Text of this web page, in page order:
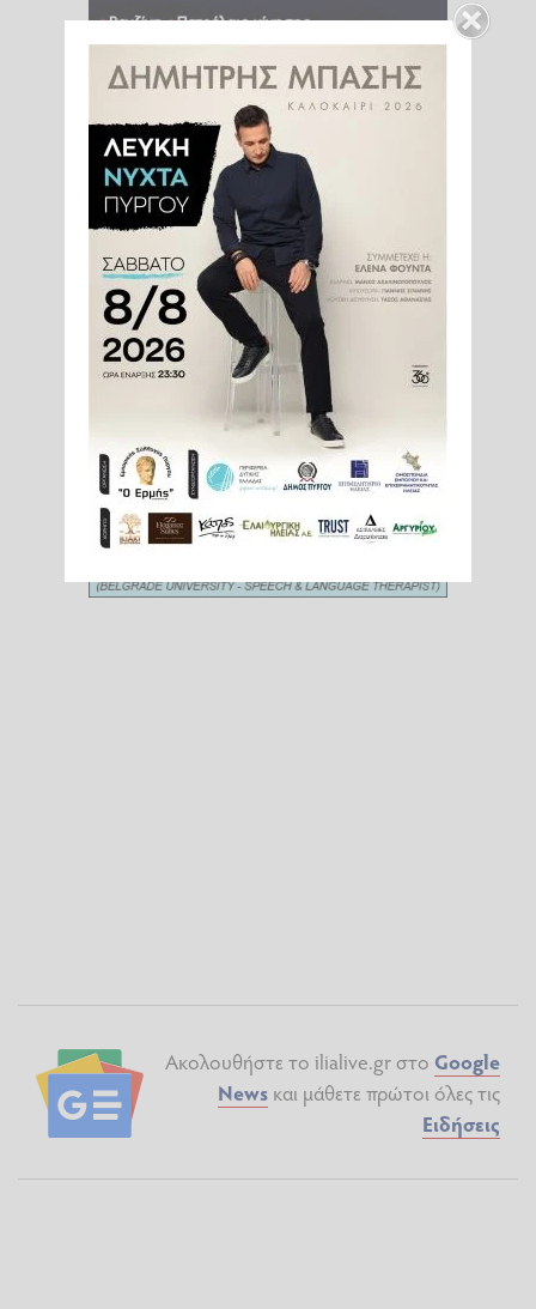
Ακολουθήστε το ilialive.gr στο Google
News και μάθετε πρώτοι όλες τις
Ειδήσεις